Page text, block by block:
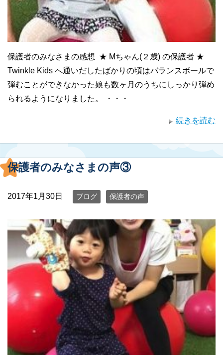
保護者のみなさまの感想 ★ Mちゃん(２歳) の保護者 ★
Twinkle Kids へ通いだしたばかりの頃はバランスボールで
弾むことができなかった娘も数ヶ月のうちにしっかり弾め
られるようになりました。 ・・・
続きを読む
保護者のみなさまの声③
2017年1月30日 ブログ 保護者の声